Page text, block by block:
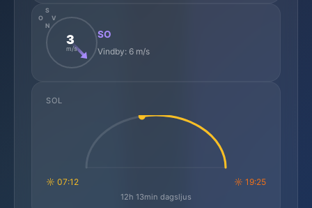
N
S
O
V
3
m/s
SO
Vindby: 6 m/s
SOL
☼ 07:12 ☼ 19:25
12h 13min dagsljus